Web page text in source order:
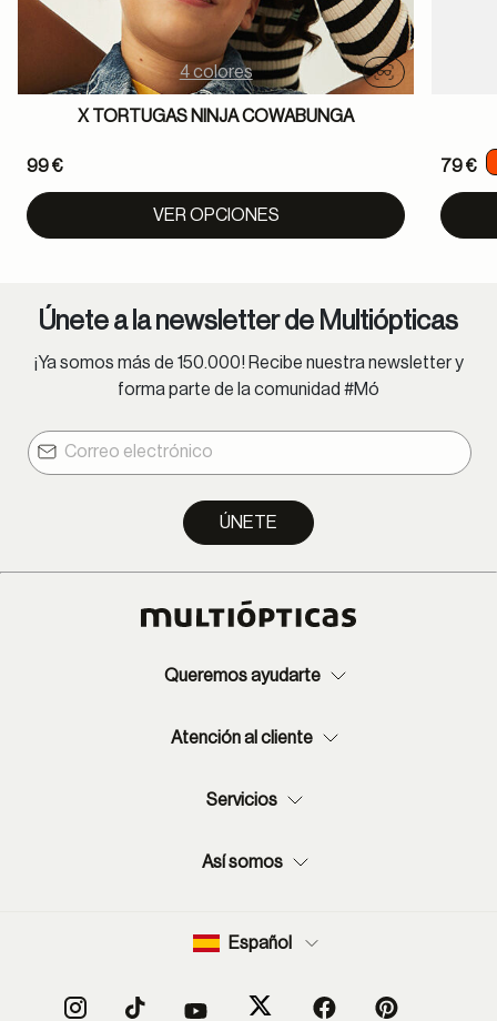
4 colores
Probador
X TORTUGAS NINJA COWABUNGA
99 €
VER OPCIONES
79 €
Únete a la newsletter de Multiópticas
¡Ya somos más de 150.000! Recibe nuestra newsletter y
forma parte de la comunidad #Mó
ÚNETE
Queremos ayudarte
Atención al cliente
Servicios
Así somos
Español